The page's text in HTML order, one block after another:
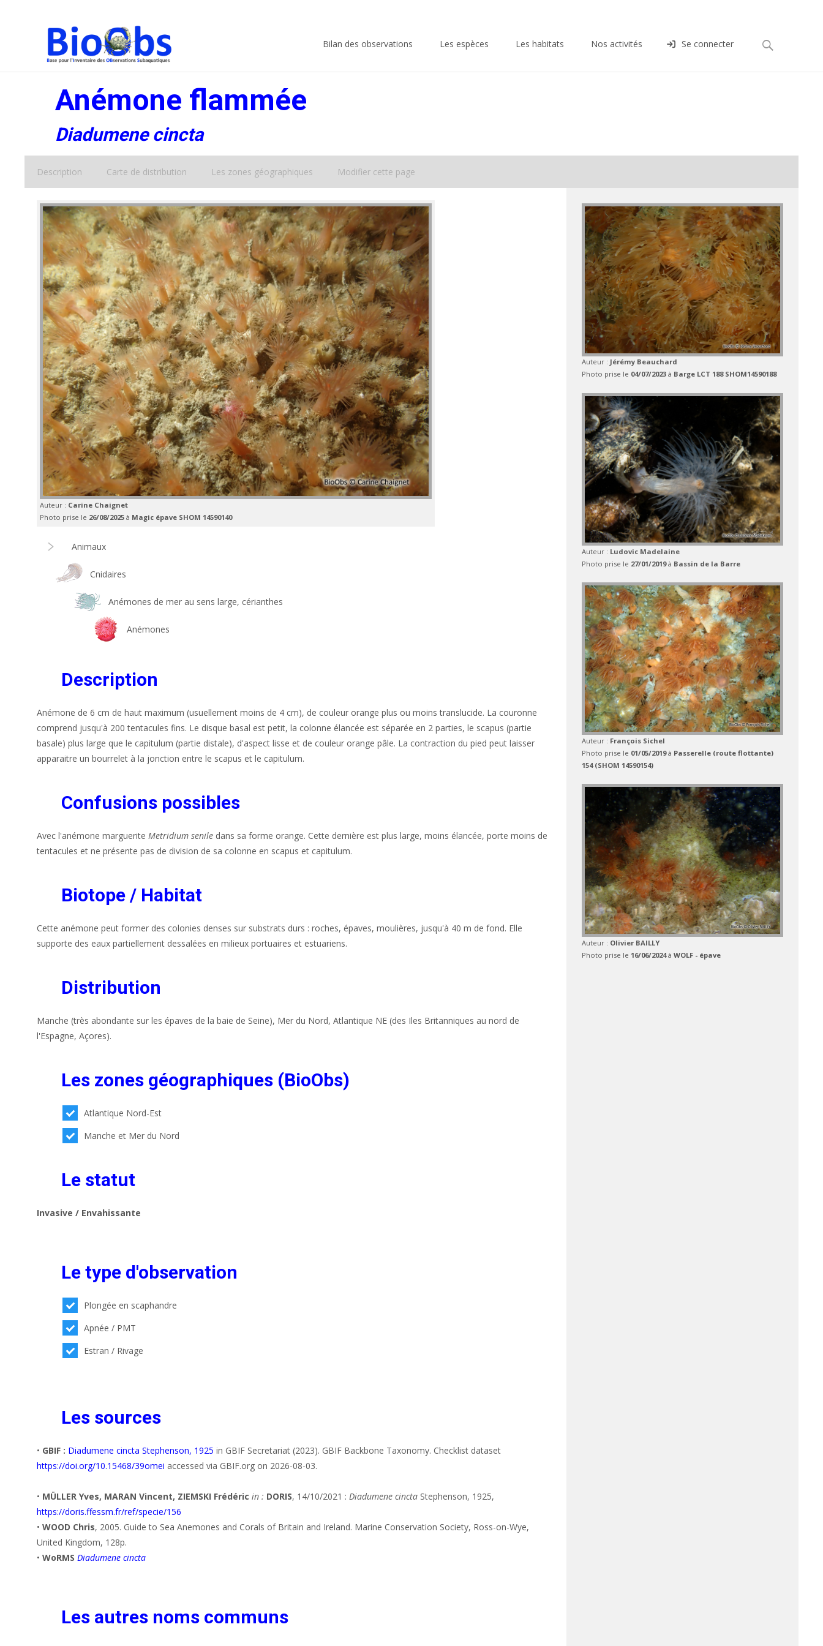
Bilan des observations Les espèces Les habitats Nos activités Se connecter Rechercher :
Anémone flammée
Diadumene cincta
Description Carte de distribution Les zones géographiques Modifier cette page
Auteur : Carine Chaignet
Photo prise le 26/08/2025 à Magic épave SHOM 14590140
Animaux
Cnidaires
Anémones de mer au sens large, cérianthes
Anémones
Description
Anémone de 6 cm de haut maximum (usuellement moins de 4 cm), de couleur orange plus ou moins translucide. La couronne
comprend jusqu'à 200 tentacules fins. Le disque basal est petit, la colonne élancée est séparée en 2 parties, le scapus (partie
basale) plus large que le capitulum (partie distale), d'aspect lisse et de couleur orange pâle. La contraction du pied peut laisser
apparaitre un bourrelet à la jonction entre le scapus et le capitulum.
Confusions possibles
Avec l'anémone marguerite Metridium senile dans sa forme orange. Cette dernière est plus large, moins élancée, porte moins de
tentacules et ne présente pas de division de sa colonne en scapus et capitulum.
Biotope / Habitat
Cette anémone peut former des colonies denses sur substrats durs : roches, épaves, moulières, jusqu'à 40 m de fond. Elle
supporte des eaux partiellement dessalées en milieux portuaires et estuariens.
Distribution
Manche (très abondante sur les épaves de la baie de Seine), Mer du Nord, Atlantique NE (des Iles Britanniques au nord de
l'Espagne, Açores).
Les zones géographiques (BioObs)
Atlantique Nord-Est
Manche et Mer du Nord
Le statut
Invasive / Envahissante
Le type d'observation
Plongée en scaphandre
Apnée / PMT
Estran / Rivage
Les sources
• GBIF : Diadumene cincta Stephenson, 1925 in GBIF Secretariat (2023). GBIF Backbone Taxonomy. Checklist dataset
https://doi.org/10.15468/39omei accessed via GBIF.org on 2026-08-03.
• MÜLLER Yves, MARAN Vincent, ZIEMSKI Frédéric in : DORIS, 14/10/2021 : Diadumene cincta Stephenson, 1925,
https://doris.ffessm.fr/ref/specie/156
• WOOD Chris, 2005. Guide to Sea Anemones and Corals of Britain and Ireland. Marine Conservation Society, Ross-on-Wye,
United Kingdom, 128p.
• WoRMS Diadumene cincta
Les autres noms communs
Auteur : Jérémy Beauchard
Photo prise le 04/07/2023à Barge LCT 188 SHOM14590188
Auteur : Ludovic Madelaine
Photo prise le 27/01/2019à Bassin de la Barre
Auteur : François Sichel
Photo prise le 01/05/2019à Passerelle (route flottante)
154 (SHOM 14590154)
Auteur : Olivier BAILLY
Photo prise le 16/06/2024à WOLF - épave